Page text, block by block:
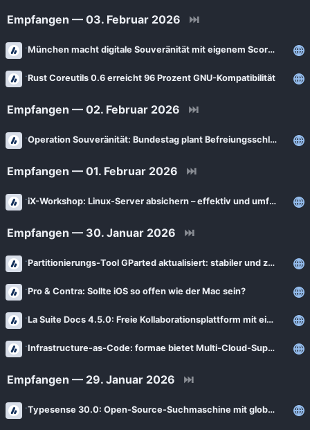
Do-FOSS
Got tty
Intux
Linux Guides
Linux Umsteiger Kanal
My-IT-Brain
GNU/Linux.ch
Golem.de
LinuxCommunity
Linuxnews.de
OSB Alliance
Pro-Linux News
Empfangen — 03. Februar 2026 ⏭
München macht digitale Souveränität mit eigenem Score messbar
Rust Coreutils 0.6 erreicht 96 Prozent GNU-Kompatibilität
Empfangen — 02. Februar 2026 ⏭
Operation Souveränität: Bundestag plant Befreiungsschlag von Microsoft & Co.
Empfangen — 01. Februar 2026 ⏭
iX-Workshop: Linux-Server absichern – effektiv und umfassend
Empfangen — 30. Januar 2026 ⏭
Partitionierungs-Tool GParted aktualisiert: stabiler und zuverlässiger
Pro & Contra: Sollte iOS so offen wie der Mac sein?
La Suite Docs 4.5.0: Freie Kollaborationsplattform mit einfachem DOCX-Import
Infrastructure-as-Code: formae bietet Multi-Cloud-Support und Entwickler-SDK
Empfangen — 29. Januar 2026 ⏭
Typesense 30.0: Open-Source-Suchmaschine mit globalen Kuratierungsregeln